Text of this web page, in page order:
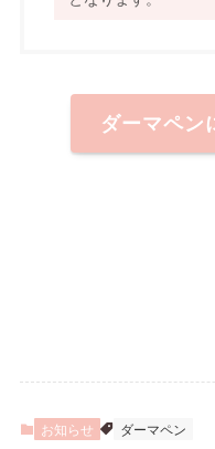
ダーマペン
お知らせ ダーマペン